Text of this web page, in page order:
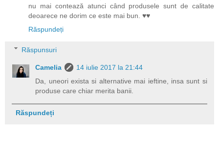
nu mai contează atunci când produsele sunt de calitate
deoarece ne dorim ce este mai bun. ♥♥
Răspundeți
Răspunsuri
Camelia
14 iulie 2017 la 21:44
Da, uneori exista si alternative mai ieftine, insa sunt si
produse care chiar merita banii.
Răspundeți